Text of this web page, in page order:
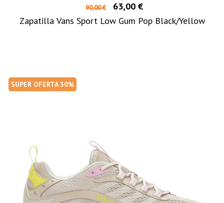
90,00 €
63,00 €
Zapatilla Vans Sport Low Gum Pop Black/Yellow
SUPER OFERTA 30%